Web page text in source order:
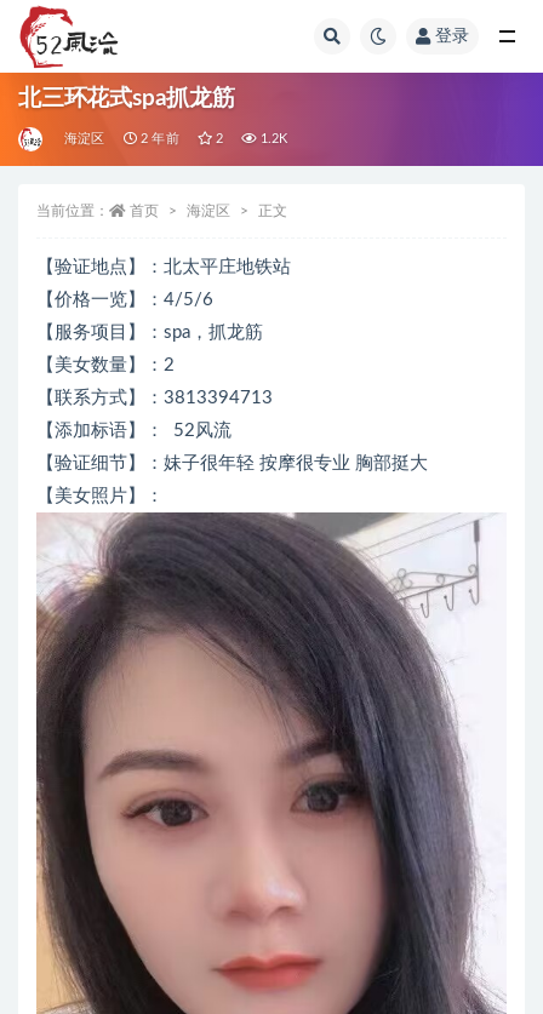
登录
北三环花式spa抓龙筋
海淀区 2 年前 2 1.2K
当前位置： 首页 海淀区 正文
【验证地点】：北太平庄地铁站
【价格一览】：4/5/6
【服务项目】：spa，抓龙筋
【美女数量】：2
【联系方式】：3813394713
【添加标语】： 52风流
【验证细节】：妹子很年轻 按摩很专业 胸部挺大
【美女照片】：